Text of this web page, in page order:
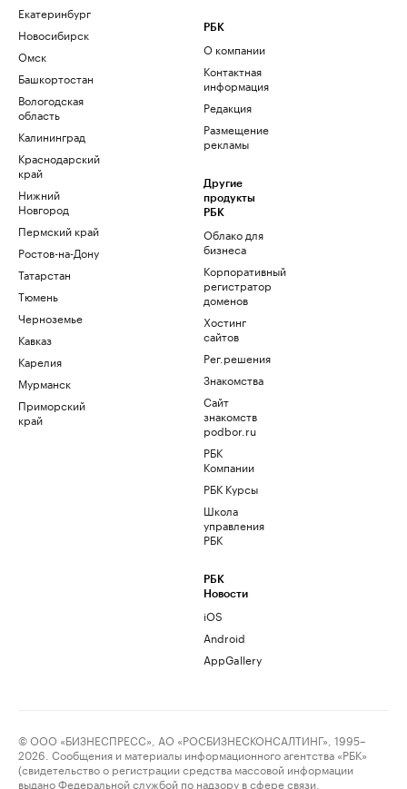
Екатеринбург
Новосибирск
Омск
Башкортостан
Вологодская
область
Калининград
Краснодарский
край
Нижний
Новгород
Пермский край
Ростов-на-Дону
Татарстан
Тюмень
Черноземье
Кавказ
Карелия
Мурманск
Приморский
край
РБК
О компании
Контактная
информация
Редакция
Размещение
рекламы
Другие
продукты
РБК
Облако для
бизнеса
Корпоративный
регистратор
доменов
Хостинг
сайтов
Рег.решения
Знакомства
Сайт
знакомств
podbor.ru
РБК
Компании
РБК Курсы
Школа
управления
РБК
РБК
Новости
iOS
Android
AppGallery
© ООО «БИЗНЕСПРЕСС», АО «РОСБИЗНЕСКОНСАЛТИНГ», 1995–
2026. Сообщения и материалы информационного агентства «РБК»
(свидетельство о регистрации средства массовой информации
выдано Федеральной службой по надзору в сфере связи,